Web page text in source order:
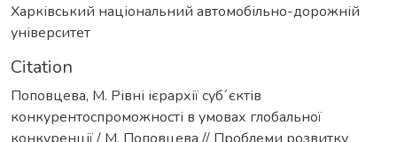
Харківський національний автомобільно-дорожній
університет
Citation
Поповцева, М. Рівні ієрархії суб´єктів
конкурентоспроможності в умовах глобальної